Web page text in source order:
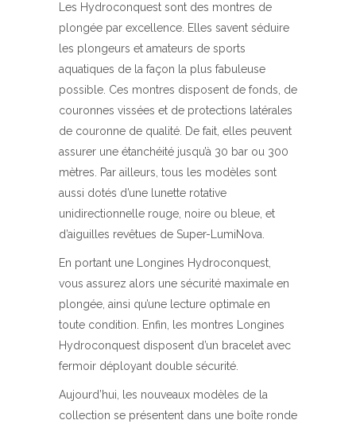
Les Hydroconquest sont des montres de
plongée par excellence. Elles savent séduire
les plongeurs et amateurs de sports
aquatiques de la façon la plus fabuleuse
possible. Ces montres disposent de fonds, de
couronnes vissées et de protections latérales
de couronne de qualité. De fait, elles peuvent
assurer une étanchéité jusqu’à 30 bar ou 300
mètres. Par ailleurs, tous les modèles sont
aussi dotés d’une lunette rotative
unidirectionnelle rouge, noire ou bleue, et
d’aiguilles revêtues de Super-LumiNova.
En portant une Longines Hydroconquest,
vous assurez alors une sécurité maximale en
plongée, ainsi qu’une lecture optimale en
toute condition. Enfin, les montres Longines
Hydroconquest disposent d’un bracelet avec
fermoir déployant double sécurité.
Aujourd’hui, les nouveaux modèles de la
collection se présentent dans une boîte ronde